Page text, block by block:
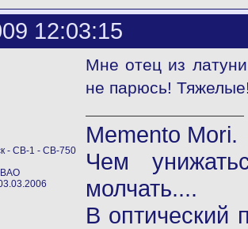
12:03:15
- CB-1 - CB-750
Мне отец из
не парюсь!
Memento Mori.
Чем
молчать....
В